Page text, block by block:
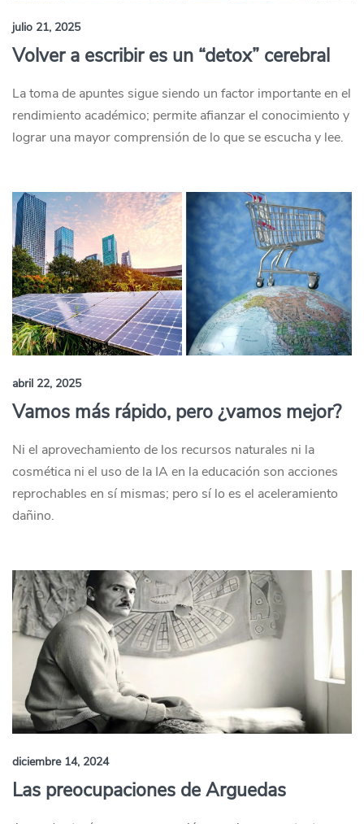
julio 21, 2025
Volver a escribir es un “detox” cerebral
La toma de apuntes sigue siendo un factor importante en el
rendimiento académico; permite afianzar el conocimiento y
lograr una mayor comprensión de lo que se escucha y lee.
abril 22, 2025
Vamos más rápido, pero ¿vamos mejor?
Ni el aprovechamiento de los recursos naturales ni la
cosmética ni el uso de la IA en la educación son acciones
reprochables en sí mismas; pero sí lo es el aceleramiento
dañino.
diciembre 14, 2024
Las preocupaciones de Arguedas